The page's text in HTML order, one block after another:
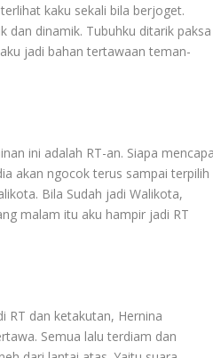
kaku sekali bila berjoget.
dinamik. Tubuhku ditarik paksa
jadi bahan tertawaan teman-
ini adalah RT-an. Siapa
akan ngocok terus sampai terpilih
Bila Sudah jadi Walikota,
malam itu aku hampir jadi RT
RT dan ketakutan, Hernina
Semua lalu terdiam dan